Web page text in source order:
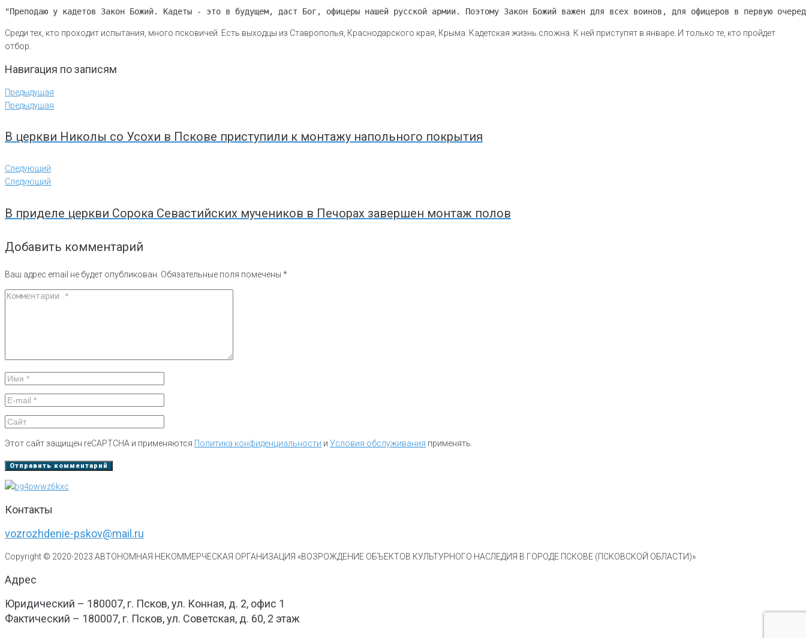
"Преподаю у кадетов Закон Божий. Кадеты - это в будущем, даст Бог, офицеры нашей русской армии. Поэтому Закон Божий важен для всех воинов, для офицеров в первую
Среди тех, кто проходит испытания, много псковичей. Есть выходцы из Ставрополья, Краснодарского края, Крыма. Кадетская жизнь сложна. К ней приступят в январе. И только те, кто пройдет
отбор.
Навигация по записям
Предыдущая
Предыдущая
В церкви Николы со Усохи в Пскове приступили к монтажу напольного покрытия
Следующий
Следующий
В приделе церкви Сорока Севастийских мучеников в Печорах завершен монтаж полов
Добавить комментарий
Ваш адрес email не будет опубликован. Обязательные поля помечены *
Этот сайт защищен reCAPTCHA и применяются Политика конфиденциальности и Условия обслуживания применять.
Контакты
vozrozhdenie-pskov@mail.ru
Copyright © 2020-2023 АВТОНОМНАЯ НЕКОММЕРЧЕСКАЯ ОРГАНИЗАЦИЯ «ВОЗРОЖДЕНИЕ ОБЪЕКТОВ КУЛЬТУРНОГО НАСЛЕДИЯ В ГОРОДЕ ПСКОВЕ (ПСКОВСКОЙ ОБЛАСТИ)»
Адрес
Юридический – 180007, г. Псков, ул. Конная, д. 2, офис 1
Фактический – 180007, г. Псков, ул. Советская, д. 60, 2 этаж